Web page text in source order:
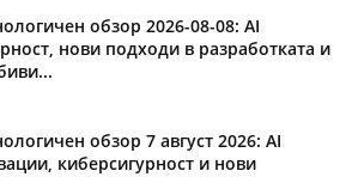
обзор 2026-08-08: AI
нови подходи в разработката и
обзор 7 август 2026: AI
киберсигурност и нови